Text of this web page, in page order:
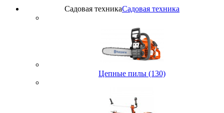
Садовая техникаСадовая техника
Цепные пилы (130)